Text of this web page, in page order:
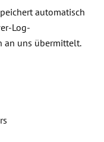
automatisch
Log-
an uns übermittelt.